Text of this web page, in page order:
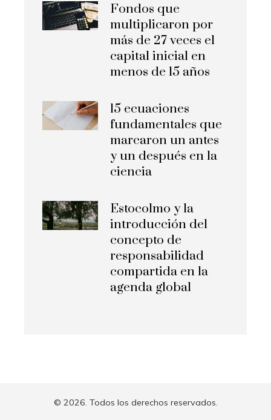
Fondos que
multiplicaron por
más de 27 veces el
capital inicial en
menos de 15 años
15 ecuaciones
fundamentales que
marcaron un antes
y un después en la
ciencia
Estocolmo y la
introducción del
concepto de
responsabilidad
compartida en la
agenda global
© 2026. Todos los derechos reservados.